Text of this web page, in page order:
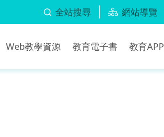
全站搜尋 網站導覽
Web教學資源 教育電子書 教育APP